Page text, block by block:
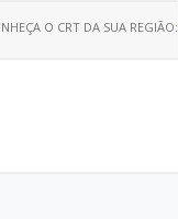
O CRT DA SUA REGIÃO: